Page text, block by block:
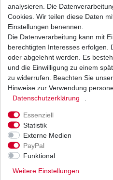
Filter
Versand
Ab einem Warenwert von
analysieren. Die
Cookies. Wir teilen diese Daten
Einstellungen benennen.
Die Datenverarbeitung kann mit
berechtigten Interesses erfolgen.
oder abgelehnt werden. Es
und die Einwilligung zu einem
zu widerrufen. Beachten Sie unser
Hinweise zur Verwendung
Daten­schutz­erklärung
Essenziell
Statistik
Externe Medien
PayPal
Funktional
Weitere Einstellungen